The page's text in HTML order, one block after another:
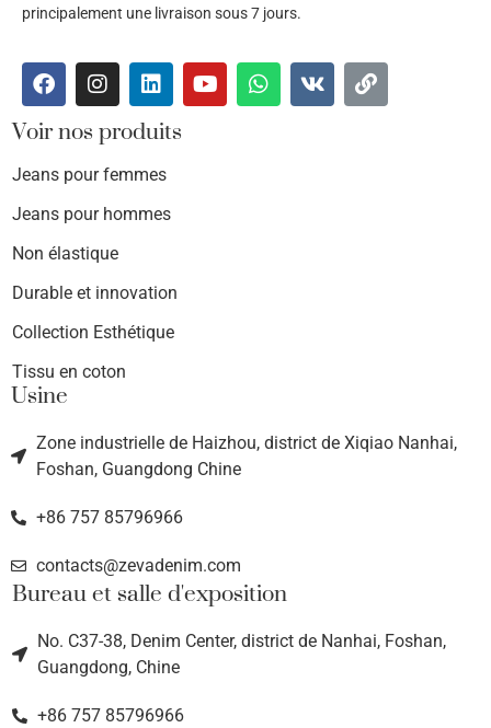
principalement une livraison sous 7 jours.
Voir nos produits
Jeans pour femmes
Jeans pour hommes
Non élastique
Durable et innovation
Collection Esthétique
Tissu en coton
Usine
Zone industrielle de Haizhou, district de Xiqiao Nanhai,
Foshan, Guangdong Chine
+86 757 85796966
contacts@zevadenim.com
Bureau et salle d'exposition
No. C37-38, Denim Center, district de Nanhai, Foshan,
Guangdong, Chine
+86 757 85796966